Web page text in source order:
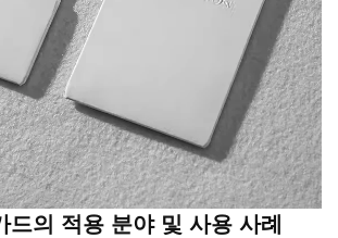
드의 적용 분야 및 사용 사례